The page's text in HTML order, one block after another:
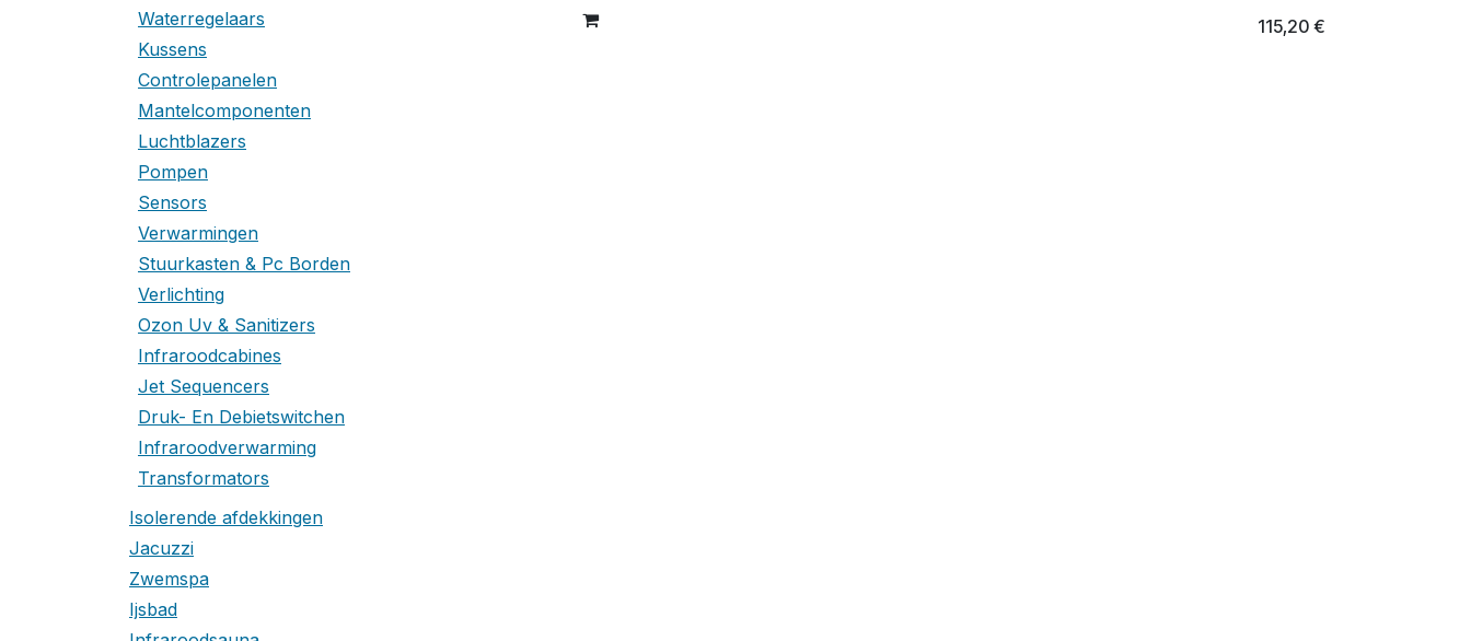
Waterregelaars
Kussens
Controlepanelen
Mantelcomponenten
Luchtblazers
Pompen
Sensors
Verwarmingen
Stuurkasten & Pc Borden
Verlichting
Ozon Uv & Sanitizers
Infraroodcabines
Jet Sequencers
Druk- En Debietswitchen
Infraroodverwarming
Transformators
Isolerende afdekkingen
Jacuzzi
Zwemspa
Ijsbad
115,20€